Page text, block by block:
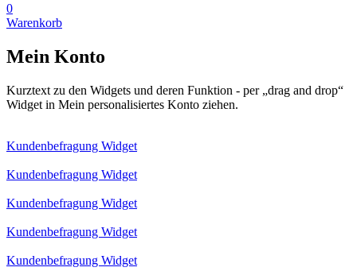
0
Warenkorb
Mein Konto
Kurztext zu den Widgets und deren Funktion - per „drag and drop“
Widget in Mein personalisiertes Konto ziehen.
Kundenbefragung Widget
Kundenbefragung Widget
Kundenbefragung Widget
Kundenbefragung Widget
Kundenbefragung Widget